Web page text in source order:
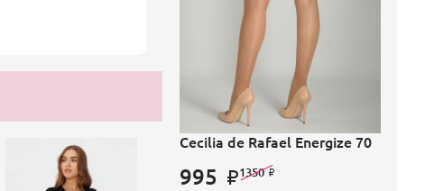
Cecilia de Rafael Energize 70
995 1350